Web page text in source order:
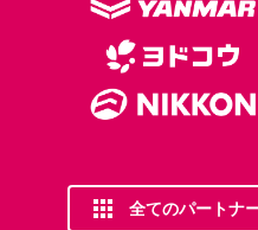
全てのパートナ